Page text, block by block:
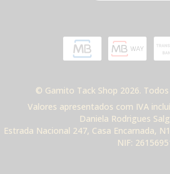
© Gamito Tack Shop 2026.
Valores apresentados com IVA
Daniela Rodrigues
Estrada Nacional 247, Casa Encarnada,
NIF: